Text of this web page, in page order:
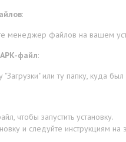
:
менеджер файлов на вашем
файл:
или ту папку, куда
чтобы запустить установку.
и следуйте инструкциям на